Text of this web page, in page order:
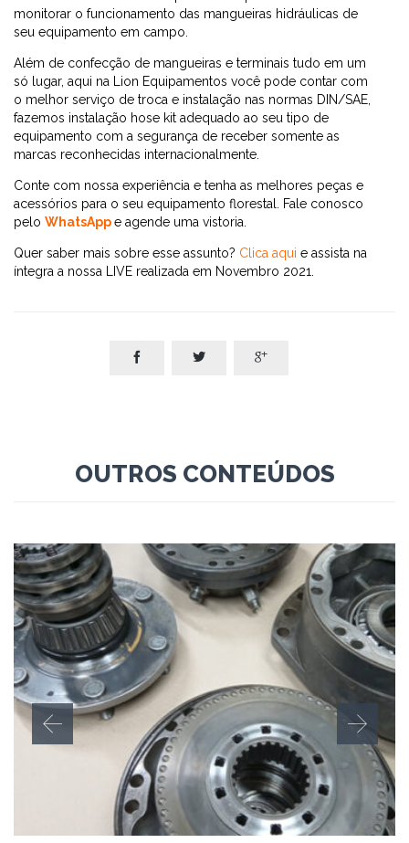
monitorar o funcionamento das mangueiras hidráulicas de
seu equipamento em campo.
Além de confecção de mangueiras e terminais tudo em um
só lugar, aqui na Lion Equipamentos você pode contar com
o melhor serviço de troca e instalação nas normas DIN/SAE,
fazemos instalação hose kit adequado ao seu tipo de
equipamento com a segurança de receber somente as
marcas reconhecidas internacionalmente.
Conte com nossa experiência e tenha as melhores peças e
acessórios para o seu equipamento florestal. Fale conosco
pelo WhatsAppe agende uma vistoria.
Quer saber mais sobre esse assunto? Clica aqui e assista na
íntegra a nossa LIVE realizada em Novembro 2021.
  
OUTROS CONTEÚDOS